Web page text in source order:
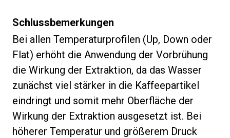
Schlussbemerkungen
Bei allen Temperaturprofilen (Up, Down oder
Flat) erhöht die Anwendung der Vorbrühung
die Wirkung der Extraktion, da das Wasser
zunächst viel stärker in die Kaffeepartikel
eindringt und somit mehr Oberfläche der
Wirkung der Extraktion ausgesetzt ist. Bei
höherer Temperatur und größerem Druck